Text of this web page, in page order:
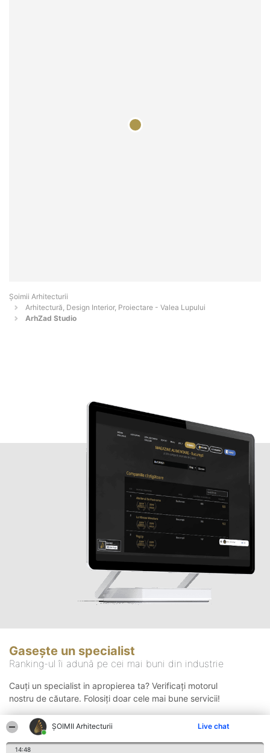
ȘOIMII Arhitecturii Live chat
14:48
Șoimii Arhitecturii
Arhitectură, Design Interior, Proiectare - Valea Lupului
ArhZad Studio
Gasește un specialist
Ranking-ul îi adună pe cei mai buni din industrie
Cauți un specialist in apropierea ta? Verificați motorul
nostru de căutare. Folosiți doar cele mai bune servicii!